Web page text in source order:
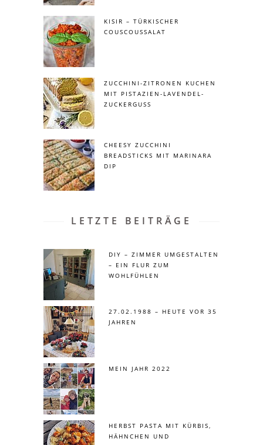
KISIR – TÜRKISCHER
COUSCOUSSALAT
ZUCCHINI-ZITRONEN KUCHEN
MIT PISTAZIEN-LAVENDEL-
ZUCKERGUSS
CHEESY ZUCCHINI
BREADSTICKS MIT MARINARA
DIP
LETZTE BEITRÄGE
DIY – ZIMMER UMGESTALTEN
– EIN FLUR ZUM
WOHLFÜHLEN
27.02.1988 – HEUTE VOR 35
JAHREN
MEIN JAHR 2022
HERBST PASTA MIT KÜRBIS,
HÄHNCHEN UND